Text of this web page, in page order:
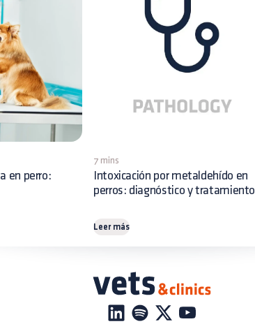
en perro:
7 mins
Intoxicación por metaldehído en
perros: diagnóstico y tratamiento
Leer más